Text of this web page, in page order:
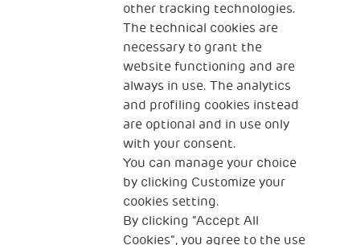
CONTACT US
2, Piazza Duca degli Abruzzi 34132
Trieste Italy
Fiscal code (Italy) 90017740326
VAT code 01372940328
other tracking technologies.
The technical cookies are
necessary to grant the
website functioning and are
always in use. The analytics
and profiling cookies instead
are optional and in use only
with your consent.
You can manage your choice
by clicking Customize your
cookies setting.
By clicking “Accept All
Cookies”, you agree to the use